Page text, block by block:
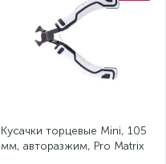
Кусачки торцевые Mini, 105
мм, авторазжим, Pro Matrix